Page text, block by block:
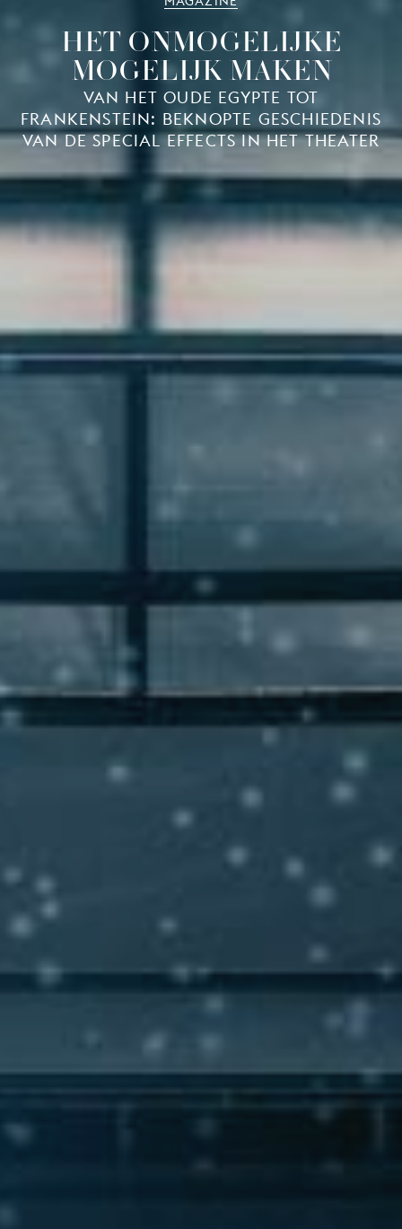
HET ONMOGELIJKE
MOGELIJK MAKEN
VAN HET OUDE EGYPTE TOT
FRANKENSTEIN: BEKNOPTE GESCHIEDENIS
VAN DE SPECIAL EFFECTS IN HET THEATER